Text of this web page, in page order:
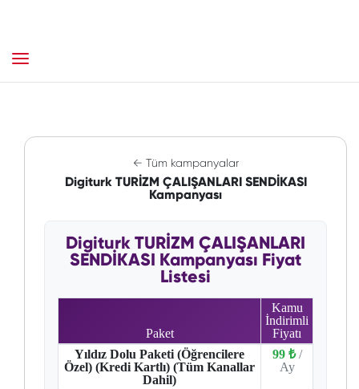
← Tüm kampanyalar
Digiturk TURİZM ÇALIŞANLARI SENDİKASI
Kampanyası
Digiturk TURİZM ÇALIŞANLARI
SENDİKASI Kampanyası Fiyat
Listesi
Paket
Kamu
İndirimli
Fiyatı
Yıldız Dolu Paketi (Öğrencilere
Özel) (Kredi Kartlı) (Tüm Kanallar
Dahil)
99 ₺ /
Ay